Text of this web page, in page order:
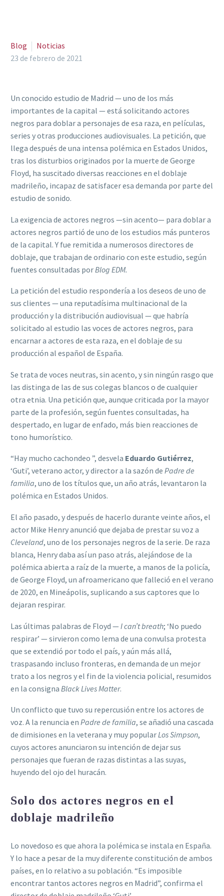
Blog
Noticias
23 de febrero de 2021
Un conocido estudio de Madrid — uno de los más
importantes de la capital — está solicitando actores
negros para doblar a personajes de esa raza, en películas,
series y otras producciones audiovisuales. La petición, que
llega después de una intensa polémica en Estados Unidos,
tras los disturbios originados por la muerte de George
Floyd, ha suscitado diversas reacciones en el doblaje
madrileño, incapaz de satisfacer esa demanda por parte del
estudio de sonido.
La exigencia de actores negros —sin acento— para doblar a
actores negros partió de uno de los estudios más punteros
de la capital. Y fue remitida a numerosos directores de
doblaje, que trabajan de ordinario con este estudio, según
fuentes consultadas porBlog EDM.
La petición del estudio respondería a los deseos de uno de
sus clientes — una reputadísima multinacional de la
producción y la distribución audiovisual — que habría
solicitado al estudio las voces de actores negros, para
encarnar a actores de esta raza, en el doblaje de su
producción al español de España.
Se trata de voces neutras, sin acento, y sin ningún rasgo que
las distinga de las de sus colegas blancos o de cualquier
otra etnia. Una petición que, aunque criticada por la mayor
parte de la profesión, según fuentes consultadas, ha
despertado, en lugar de enfado, más bien reacciones de
tono humorístico.
“Hay mucho cachondeo ”, desvela Eduardo Gutiérrez,
‘Guti’, veterano actor, y director a la sazón de Padre de
familia, uno de los títulos que, un año atrás, levantaron la
polémica en Estados Unidos.
El año pasado, y después de hacerlo durante veinte años, el
actor Mike Henry anunció que dejaba de prestar su voz a
Cleveland, uno de los personajes negros de la serie. De raza
blanca, Henry daba así un paso atrás, alejándose de la
polémica abierta a raíz de la muerte, a manos de la policía,
de George Floyd, un afroamericano que falleció en el verano
de 2020, en Mineápolis, suplicando a sus captores que lo
dejaran respirar.
Las últimas palabras de Floyd — I can’t breath; ‘No puedo
respirar’ — sirvieron como lema de una convulsa protesta
que se extendió por todo el país, y aún más allá,
traspasando incluso fronteras, en demanda de un mejor
trato a los negros y el fin de la violencia policial, resumidos
en la consigna Black Lives Matter.
Un conflicto que tuvo su repercusión entre los actores de
voz. A la renuncia en Padre de familia, se añadió una cascada
de dimisiones en la veterana y muy popularLos Simpson,
cuyos actores anunciaron su intención de dejar sus
personajes que fueran de razas distintas a las suyas,
huyendo del ojo del huracán.
Solo dos actores negros en el
doblaje madrileño
Lo novedoso es que ahora la polémica se instala en España.
Y lo hace a pesar de la muy diferente constitución de ambos
países, en lo relativo a su población. “Es imposible
encontrar tantos actores negros en Madrid”, confirma el